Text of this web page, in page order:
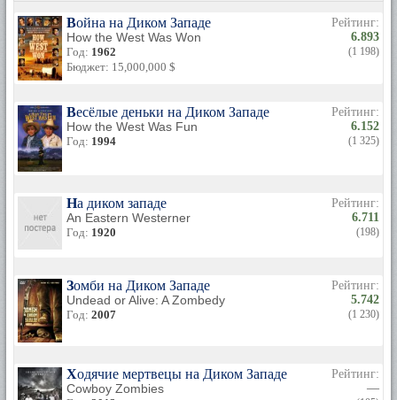
Война на Диком Западе
How the West Was Won
Год: 1962
Бюджет: 15,000,000 $
Рейтинг:
6.893
(1 198)
Весёлые деньки на Диком Западе
How the West Was Fun
Год: 1994
Рейтинг:
6.152
(1 325)
На диком западе
An Eastern Westerner
Год: 1920
Рейтинг:
6.711
(198)
Зомби на Диком Западе
Undead or Alive: A Zombedy
Год: 2007
Рейтинг:
5.742
(1 230)
Ходячие мертвецы на Диком Западе
Cowboy Zombies
Рейтинг:
—